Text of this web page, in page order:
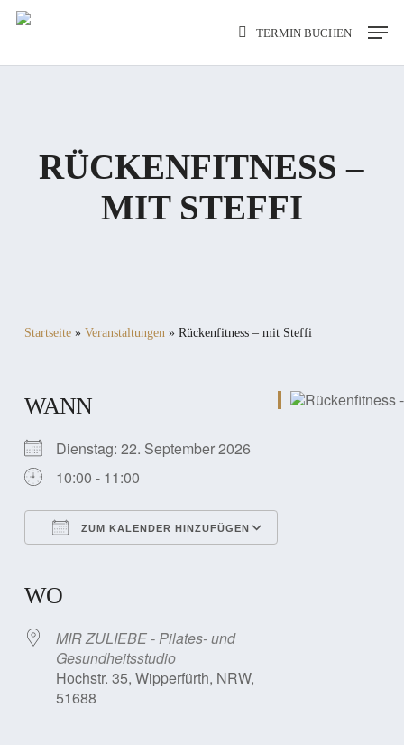
Skip
TERMIN BUCHEN
Menu
RÜCKENFITNESS –
MIT STEFFI
Startseite» Veranstaltungen» Rückenfitness – mit Steffi
WANN
Dienstag: 22. September 2026
10:00 - 11:00
ZUM KALENDER HINZUFÜGEN
WO
MIR ZULIEBE - Pilates- und
Gesundheitsstudio
Hochstr. 35, Wipperfürth, NRW,
51688